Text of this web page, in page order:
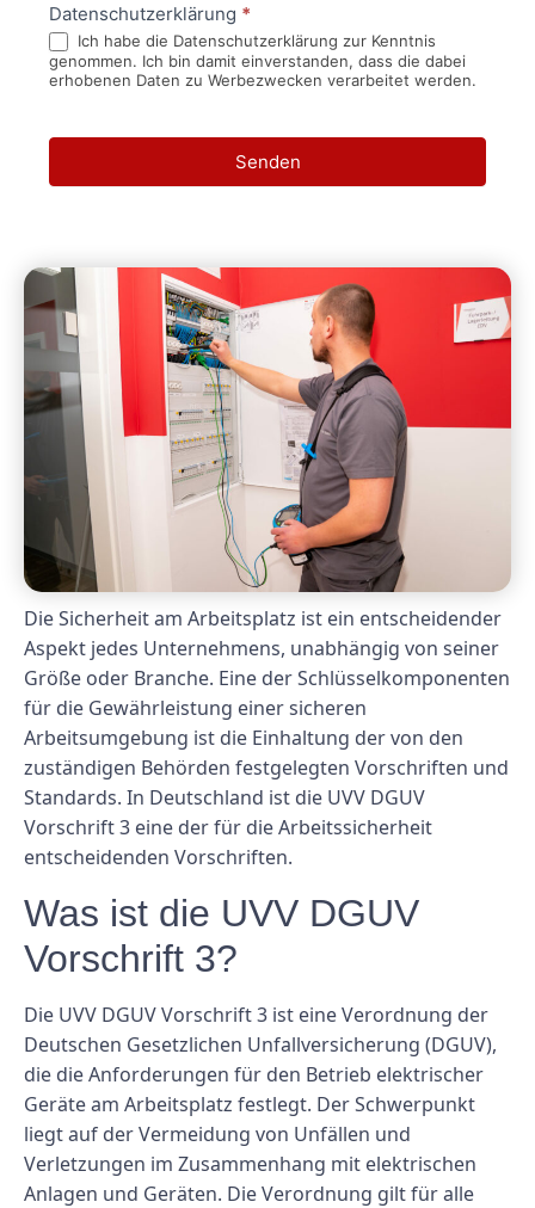
Datenschutzerklärung *
Ich habe die Datenschutzerklärung zur Kenntnis
genommen. Ich bin damit einverstanden, dass die dabei
erhobenen Daten zu Werbezwecken verarbeitet werden.
Senden
Die Sicherheit am Arbeitsplatz ist ein entscheidender
Aspekt jedes Unternehmens, unabhängig von seiner
Größe oder Branche. Eine der Schlüsselkomponenten
für die Gewährleistung einer sicheren
Arbeitsumgebung ist die Einhaltung der von den
zuständigen Behörden festgelegten Vorschriften und
Standards. In Deutschland ist die UVV DGUV
Vorschrift 3 eine der für die Arbeitssicherheit
entscheidenden Vorschriften.
Was ist die UVV DGUV
Vorschrift 3?
Die UVV DGUV Vorschrift 3 ist eine Verordnung der
Deutschen Gesetzlichen Unfallversicherung (DGUV),
die die Anforderungen für den Betrieb elektrischer
Geräte am Arbeitsplatz festlegt. Der Schwerpunkt
liegt auf der Vermeidung von Unfällen und
Verletzungen im Zusammenhang mit elektrischen
Anlagen und Geräten. Die Verordnung gilt für alle